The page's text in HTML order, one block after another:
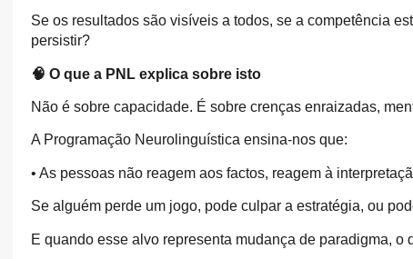
Se os resultados são visíveis a todos, se a competência
persistir?
🧠 O que a PNL explica sobre isto
Não é sobre capacidade. É sobre crenças enraizadas,
A Programação Neurolinguística ensina-nos que:
• As pessoas não reagem aos factos, reagem à
Se alguém perde um jogo, pode culpar a estratégia, ou
E quando esse alvo representa mudança de paradigma, o